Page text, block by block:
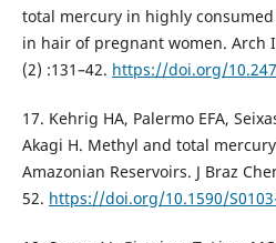
total mercury in highly
in hair of pregnant women. Arch
(2) :131–42. https://doi.org/
17. Kehrig HA, Palermo EFA,
Akagi H. Methyl and total
Amazonian Reservoirs. J Braz
52. https://doi.org/10.1590/